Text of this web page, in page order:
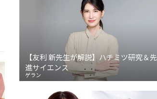
【友利 新先生が解説】ハチミツ研究＆先
進サイエンス
ゲラン